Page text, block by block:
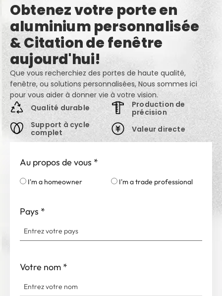
Obtenez votre porte en
aluminium personnalisée
& Citation de fenêtre
aujourd'hui!
Que vous recherchiez des portes de haute qualité,
fenêtre, ou solutions personnalisées, Nous sommes ici
pour vous aider à donner vie à votre vision.
Qualité durable
Support à cycle
complet
Production de
précision
Valeur directe
Au propos de vous *
I'm a homeowner I'm a trade professional
Pays *
Votre nom *